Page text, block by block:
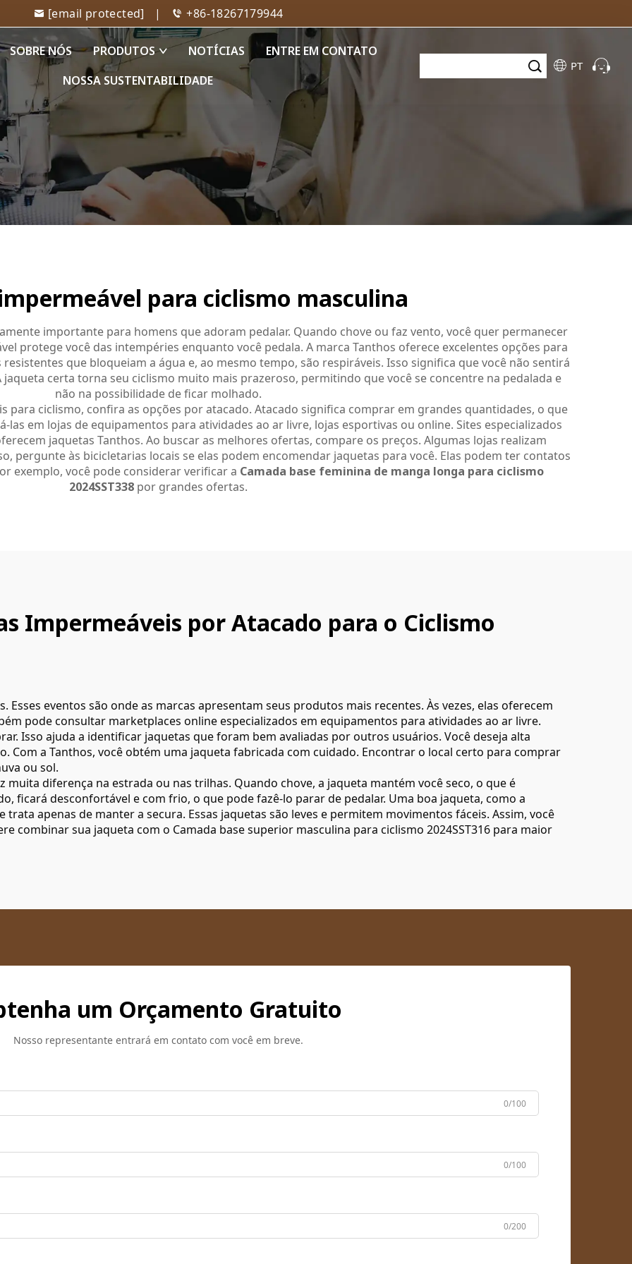
[email protected] | +86-18267179944
SOBRE NÓS PRODUTOS NOTÍCIAS
ENTRE EM CONTATO
NOSSA SUSTENTABILIDADE
PT
para ciclismo masculina
importante para homens que adoram pedalar. Quando chove ou faz vento, você quer permanecer
protege você das intempéries enquanto você pedala. A marca Tanthos oferece excelentes opções para
que bloqueiam a água e, ao mesmo tempo, são respiráveis. Isso significa que você não sentirá
certa torna seu ciclismo muito mais prazeroso, permitindo que você se concentre na pedalada e
não na possibilidade de ficar molhado.
para ciclismo, confira as opções por atacado. Atacado significa comprar em grandes quantidades, o que
em lojas de equipamentos para atividades ao ar livre, lojas esportivas ou online. Sites especializados
jaquetas Tanthos. Ao buscar as melhores ofertas, compare os preços. Algumas lojas realizam
pergunte às bicicletarias locais se elas podem encomendar jaquetas para você. Elas podem ter contatos
exemplo, você pode considerar verificar a Camada base feminina de manga longa para ciclismo
2024SST338 por grandes ofertas.
Impermeáveis por Atacado para o Ciclismo
eventos são onde as marcas apresentam seus produtos mais recentes. Às vezes, elas oferecem
pode consultar marketplaces online especializados em equipamentos para atividades ao ar livre.
Isso ajuda a identificar jaquetas que foram bem avaliadas por outros usuários. Você deseja alta
a Tanthos, você obtém uma jaqueta fabricada com cuidado. Encontrar o local certo para comprar
ou sol.
diferença na estrada ou nas trilhas. Quando chove, a jaqueta mantém você seco, o que é
ficará desconfortável e com frio, o que pode fazê-lo parar de pedalar. Uma boa jaqueta, como a
trata apenas de manter a secura. Essas jaquetas são leves e permitem movimentos fáceis. Assim, você
combinar sua jaqueta com o Camada base superior masculina para ciclismo 2024SST316 para maior
um Orçamento Gratuito
Nosso representante entrará em contato com você em breve.
0/100
0/100
0/200